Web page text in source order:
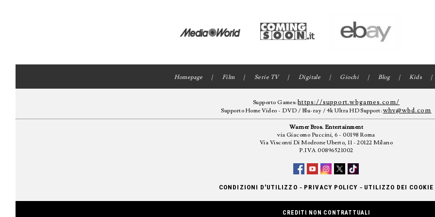
Homepage Film Serie TV Digitale Giochi Blog Kids
Supporto Games:https://support.wbgames.com/
Supporto Home Video - DVD / Blu-ray / 4k Ultra HD Support:whv@wbd.com
Warner Bros. Entertainment
via Giacomo Puccini, 6 - 00198 Roma
Via Visconti Di Modrone Uberto, 11 - 20122 Milano
P.IVA 00896521002
CONDIZIONI D'UTILIZZO - PRIVACY POLICY - UTILIZZO DEI COOKIE
CREDITI NON CONTRATTUALI